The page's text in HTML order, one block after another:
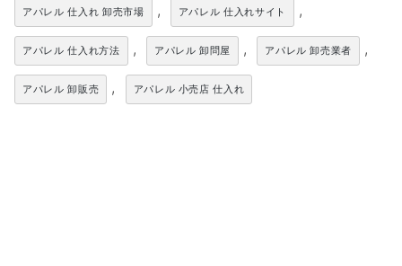
アパレル 仕入れ 卸売市場 , アパレル 仕入れサイト ,
アパレル 仕入れ方法 , アパレル 卸問屋 , アパレル 卸売業者 ,
アパレル 卸販売 , アパレル 小売店 仕入れ